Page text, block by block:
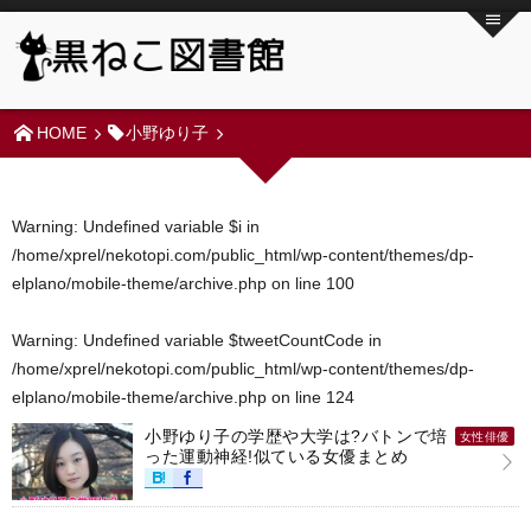
HOME 小野ゆり子
Warning: Undefined variable $i in
/home/xprel/nekotopi.com/public_html/wp-content/themes/dp-
elplano/mobile-theme/archive.php on line 100
Warning: Undefined variable $tweetCountCode in
/home/xprel/nekotopi.com/public_html/wp-content/themes/dp-
elplano/mobile-theme/archive.php on line 124
女性俳優
小野ゆり子の学歴や大学は?バトンで培
った運動神経!似ている女優まとめ